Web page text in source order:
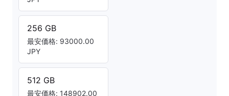
256 GB
最安価格: 93000.00
JPY
512 GB
最安価格: 148902.00